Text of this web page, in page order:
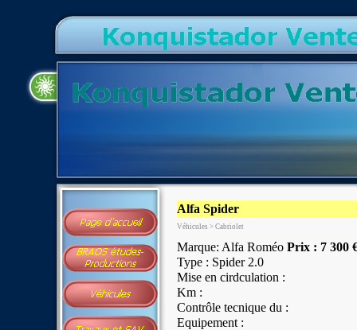
Alfa Spider
Véhicules > Cabriolet
Marque: Alfa Roméo Prix : 7 300
Type : Spider 2.0
Mise en cirdculation :
Km :
Contrôle tecnique du :
Equipement :